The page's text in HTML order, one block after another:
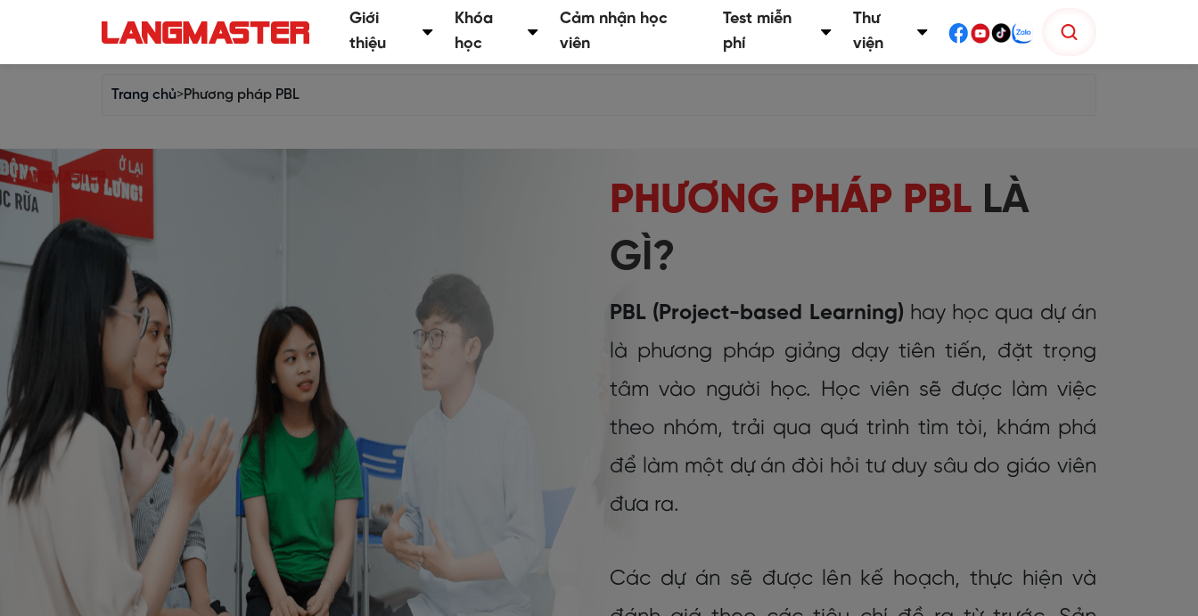
Giới
thiệu
Khóa
học
Cảm nhận học
viên
Test miễn
phí
Thư
viện
Trang chủ>Phương pháp PBL
PHƯƠNG PHÁP PBL LÀ
GÌ?
PBL (Project-based Learning) hay học qua dự án
là phương pháp giảng dạy tiên tiến, đặt trọng
tâm vào người học. Học viên sẽ được làm việc
theo nhóm, trải qua quá trình tìm tòi, khám phá
để làm một dự án đòi hỏi tư duy sâu do giáo viên
đưa ra.
Các dự án sẽ được lên kế hoạch, thực hiện và